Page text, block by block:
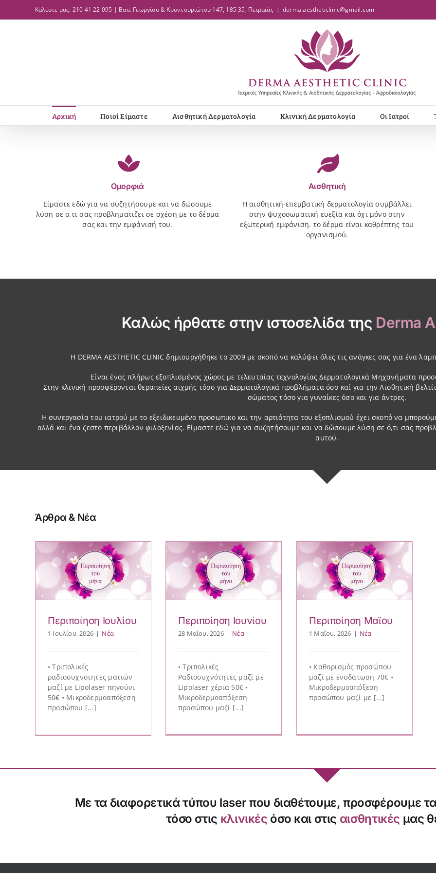
Καλέστε μας: 210 41 22 095 | Βασ. Γεωργίου & Κουντουριώτου 147, 185 35, Πειραιάς | derma.aestheticlinic@gmail.com
Αρχική Ποιοί Είμαστε Αισθητική Δερματολογία Κλινική Δερματολογία Οι Ιατροί
Ομορφιά
Είμαστε εδώ για να συζητήσουμε και να δώσουμε
λύση σε ο,τι σας προβληματιζει σε σχέση με το δέρμα
σας και την εμφάνισή του.
Αισθητική
Η αισθητική-επεμβατική δερματολογία συμβάλλει
στην ψυχοσωματική ευεξία και όχι μόνο στην
εξωτερική εμφάνιση. το δέρμα είναι καθρέπτης του
οργανισμού.
Καλώς ήρθατε στην ιστοσελίδα της Derma
Η DERMA AESTHETIC CLINIC δημιουργήθηκε το 2009 με σκοπό να καλύψει όλες τις ανάγκες σας για ένα
Είναι ένας πλήρως εξοπλισμένος χώρος με τελευταίας τεχνολογίας Δερματολογικά Μηχανήματα
Στην κλινική προσφέρονται θεραπείες αιχμής τόσο για Δερματολογικά προβλήματα όσο καί για την Αισθητική
σώματος τόσο για γυναίκες όσο και για άντρες.
Η συνεργασία του ιατρού με το εξειδικευμένο προσωπικο και την αρτιότητα του εξοπλισμού έχει σκοπό να
αλλά και ένα ζεστο περιβάλλον φιλοξενίας. Είμαστε εδώ για να συζητήσουμε και να δώσουμε λύση σε ό,τι σας
αυτού.
Άρθρα & Νέα
Περιποίηση Ιουλίου
1 Ιουλίου, 2026 | Νέα
• Τριπολικές
ραδιοσυχνότητες ματιών
μαζί με Lipolaser πηγούνι
50€ • Μικροδερμοαπόξεση
προσώπου [...]
Περιποίηση Ιουνίου
28 Μαΐου, 2026 | Νέα
• Τριπολικές
Ραδιοσυχνότητες μαζί με
Lipolaser χέρια 50€ •
Μικροδερμοαπόξεση
προσώπου μαζί [...]
Περιποίηση Μαϊου
1 Μαΐου, 2026 | Νέα
• Καθαρισμός προσώπου
μαζί με ενυδάτωση 70€ •
Μικροδερμοαπόξεση
προσώπου μαζί με [...]
Με τα διαφορετικά τύπου laser που διαθέτουμε, προσφέρουμε
τόσο στις κλινικές όσο και στις αισθητικές μας